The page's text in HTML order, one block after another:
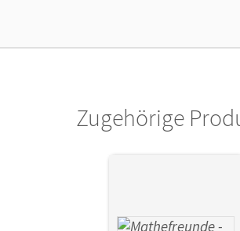
Zugehörige